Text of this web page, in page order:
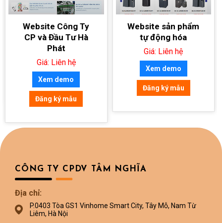
Website Công Ty
CP và Đầu Tư Hà
Phát
Giá: Liên hệ
Xem demo
Đăng ký mẫu
Website sản phẩm
tự động hóa
Giá: Liên hệ
Xem demo
Đăng ký mẫu
CÔNG TY CPDV TÂM NGHĨA
Địa chỉ:
P.0403 Tòa GS1 Vinhome Smart City, Tây Mỗ, Nam Từ
Liêm, Hà Nội